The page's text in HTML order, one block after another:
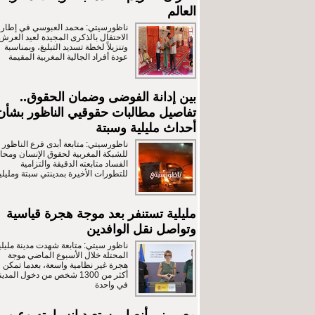
العالم
ناظورسيتي: محمد العبوسي في إطار
الاحتفال بالذكرى المجيدة لعيد
وتنزيلاً لخطة تسديد التبليغ، وبمناسبة
عودة أفراد الجالية المغربية المقيمة
بين إدانة الفوضى وضمان الحقوق..
تفاصيل مطالبات حقوقيي الناظور
أحداث مليلية وسبتة
ناظورسيتي: متابعة أبدى فرع الناظور
للشبكة المغربية لحقوق الإنسان
الفساد متابعته الدقيقة والتزامية
للتطورات الأخيرة بمدينتي سبتة
مليلية تستنفر بعد موجة هجرة قياسية
وتواصل نقل الوافدين
ناظور سيتي: متابعة شهدت مدينة
المحتلة خلال الأسبوع الماضي موجة
هجرة غير نظامية واسعة، بعدما تمكن
أكثر من 1300 شخص من دخول
في واحدة